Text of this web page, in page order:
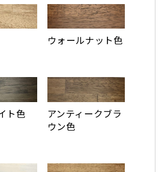
ウォールナット色
ト色
アンティークブラ
ウン色